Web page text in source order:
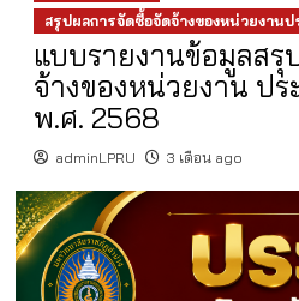
สรุปผลการจัดซื้อจัดจ้างของหน่วยงาน
แบบรายงานข้อมูลสรุ
จ้างของหน่วยงาน ป
พ.ศ. 2568
adminLPRU 3 เดือน ago